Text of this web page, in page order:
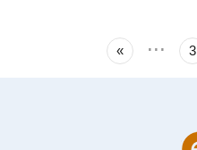
3
...
»